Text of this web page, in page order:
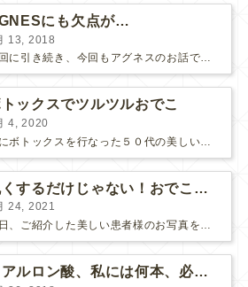
にも欠点が…
13, 2018
前回に引き続き、今回もアグネスのお話です。 AGNESはとっても良い治療である一方、 欠点もいくつかありますので、そちらもお話ししておきますね。 AGNESの欠点 1. ダウンタイム A...
ックスでツルツルおでこ
4, 2020
丸くするだけじゃない！おでこのヒアルロン酸注射
24, 2021
先日、ご紹介した美しい患者様のお写真を使わせていただいて、おでこのヒアルロン酸注射について説明します。 （≫ 写真の患者様の経過はこちら『２年間で若返って綺麗になられた患者様』） なぜおでこに...
ヒアルロン酸、私には何本、必要ですか？